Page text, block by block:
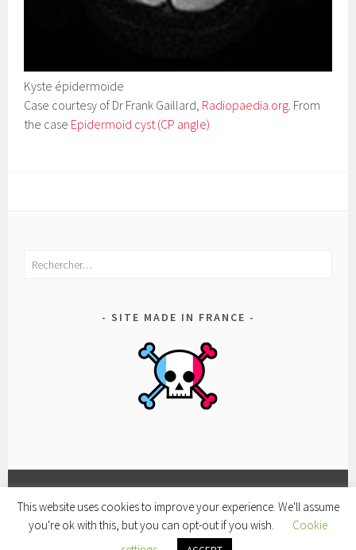
Kyste épidermoïde
Case courtesy of Dr Frank Gaillard, Radiopaedia.org. From
the case Epidermoid cyst (CP angle)
Rechercher :
SITE MADE IN FRANCE
FACEBOOKCONDITIONS
D’UTILISATION
POLITIQUE
FIÈREMENT PROPULSÉ PAR WORDPRESS
This website uses cookies to improve your experience. We'll assume
you're ok with this, but you can opt-out if you wish.
Cookie